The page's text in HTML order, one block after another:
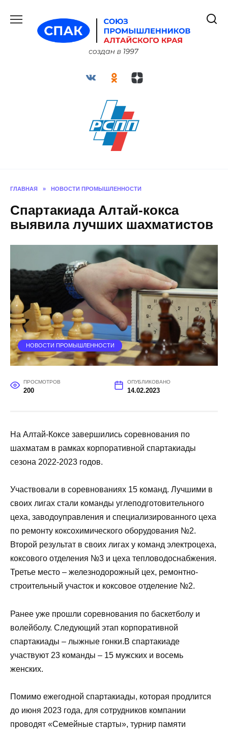
содержанию
ГЛАВНАЯ » НОВОСТИ ПРОМЫШЛЕННОСТИ
Спартакиада Алтай-кокса
выявила лучших шахматистов
НОВОСТИ ПРОМЫШЛЕННОСТИ
ПРОСМОТРОВ
200
ОПУБЛИКОВАНО
14.02.2023
На Алтай-Коксе завершились соревнования по
шахматам в рамках корпоративной спартакиады
сезона 2022-2023 годов.
Участвовали в соревнованиях 15 команд. Лучшими в
своих лигах стали команды углеподготовительного
цеха, заводоуправления и специализированного цеха
по ремонту коксохимического оборудования №2.
Второй результат в своих лигах у команд электроцеха,
коксового отделения №3 и цеха тепловодоснабжения.
Третье место – железнодорожный цех, ремонтно-
строительный участок и коксовое отделение №2.
Ранее уже прошли соревнования по баскетболу и
волейболу. Следующий этап корпоративной
спартакиады – лыжные гонки.В спартакиаде
участвуют 23 команды – 15 мужских и восемь
женских.
Помимо ежегодной спартакиады, которая продлится
до июня 2023 года, для сотрудников компании
проводят «Семейные старты», турнир памяти